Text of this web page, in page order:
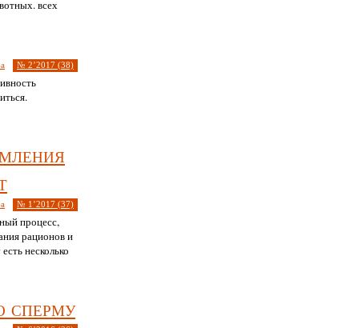
всех
№ 2’2017 (38)
№ 1’2017 (37)
процесс,
рационов и
несколько
сперму